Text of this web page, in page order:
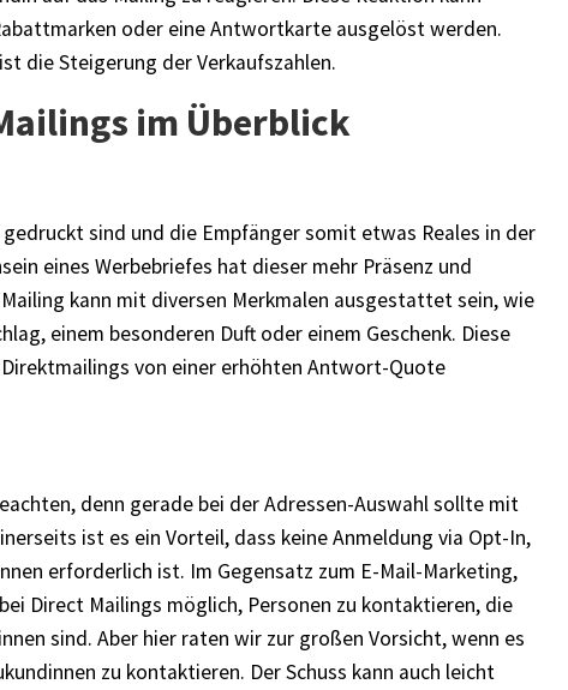
oder eine Antwortkarte ausgelöst werden.
die Steigerung der Verkaufszahlen.
im Überblick
sind und die Empfänger somit etwas Reales in der
eines Werbebriefes hat dieser mehr Präsenz und
kann mit diversen Merkmalen ausgestattet sein, wie
einem besonderen Duft oder einem Geschenk. Diese
von einer erhöhten Antwort-Quote
denn gerade bei der Adressen-Auswahl sollte mit
ist es ein Vorteil, dass keine Anmeldung via Opt-In,
erforderlich ist. Im Gegensatz zum E-Mail-Marketing,
Direct Mailings möglich, Personen zu kontaktieren, die
sind. Aber hier raten wir zur großen Vorsicht, wenn es
zu kontaktieren. Der Schuss kann auch leicht